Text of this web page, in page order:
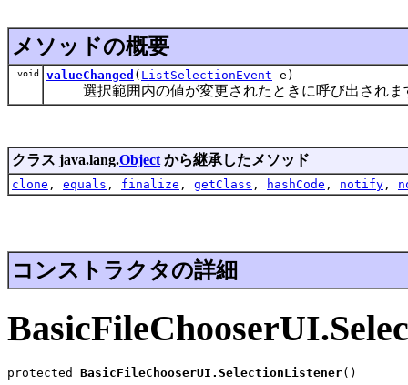
メソッドの概要
void valueChanged ( ListSelectionEvent e)
選択範囲内の値が変更されたときに呼び出されま
クラス java.lang.Object から継承したメソッド
clone , equals , finalize , getClass , hashCode , notify ,
コンストラクタの詳細
protected BasicFileChooserUI.SelectionListener()